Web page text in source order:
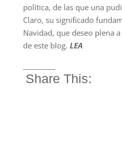
política, de las que una
Claro, su significado
Navidad, que deseo plena
de este blog. LEA
Share This: